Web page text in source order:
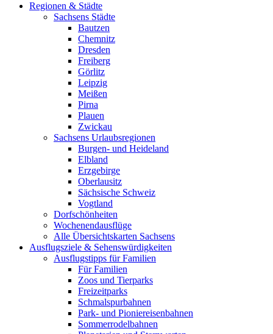
Regionen & Städte
Sachsens Städte
Bautzen
Chemnitz
Dresden
Freiberg
Görlitz
Leipzig
Meißen
Pirna
Plauen
Zwickau
Sachsens Urlaubsregionen
Burgen- und Heideland
Elbland
Erzgebirge
Oberlausitz
Sächsische Schweiz
Vogtland
Dorfschönheiten
Wochenendausflüge
Alle Übersichtskarten Sachsens
Ausflugsziele & Sehenswürdigkeiten
Ausflugstipps für Familien
Für Familien
Zoos und Tierparks
Freizeitparks
Schmalspurbahnen
Park- und Pioniereisenbahnen
Sommerrodelbahnen